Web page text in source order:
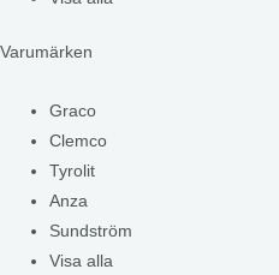
Varumärken
Graco
Clemco
Tyrolit
Anza
Sundström
Visa alla